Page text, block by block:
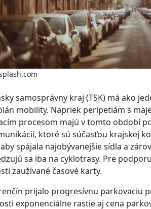
samosprávny kraj (TSK) má ako
mobility. Napriek peripetiám s
procesom majú v tomto období
ktoré sú súčasťou krajskej
aby spájala najobývanejšie sídla a
sa iba na cyklotrasy. Pre
zaužívané časové karty.
prijalo progresívnu parkovaciu
exponenciálne rastie aj cena